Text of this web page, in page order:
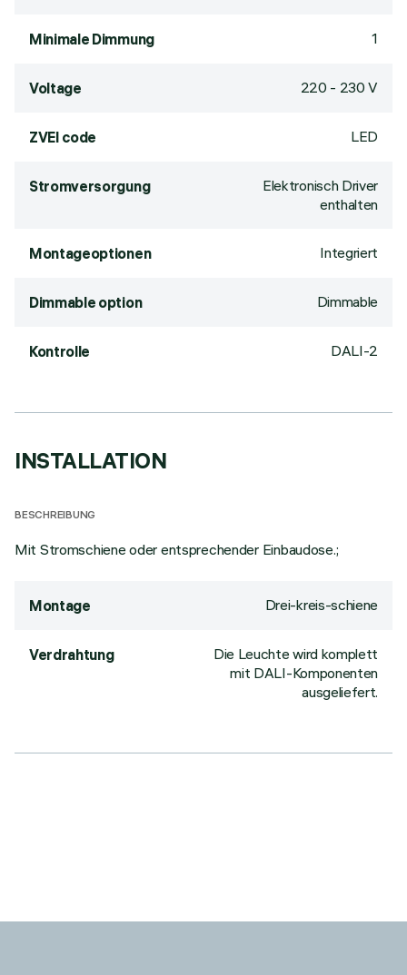
Minimale Dimmung 1
Voltage 220 - 230 V
ZVEI code LED
Stromversorgung
Elektronisch Driver
enthalten
Montageoptionen Integriert
Dimmable option Dimmable
Kontrolle DALI-2
INSTALLATION
BESCHREIBUNG
Mit Stromschiene oder entsprechender Einbaudose.;
Montage Drei-kreis-schiene
Verdrahtung
Die Leuchte wird komplett
mit DALI-Komponenten
ausgeliefert.